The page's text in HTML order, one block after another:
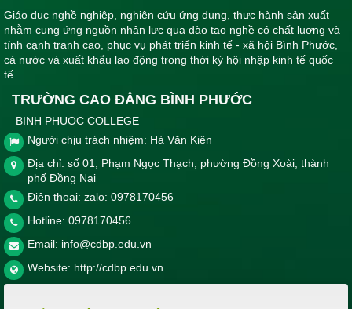
Giáo dục nghề nghiệp, nghiên cứu ứng dụng, thực hành sản xuất
nhằm cung ứng nguồn nhân lực qua đào tạo nghề có chất luợng và
tính cạnh tranh cao, phục vụ phát triển kinh tế - xã hội Bình Phước,
cả nước và xuất khẩu lao động trong thời kỳ hội nhập kinh tế quốc
tế.
TRƯỜNG CAO ĐẲNG BÌNH PHƯỚC
BINH PHUOC COLLEGE
Người chịu trách nhiệm: Hà Văn Kiên
Địa chỉ: số 01, Phạm Ngọc Thạch, phường Đồng Xoài, thành
phố Đồng Nai
Điện thoại: zalo: 0978170456
Hotline: 0978170456
Email: info@cdbp.edu.vn
Website: http://cdbp.edu.vn